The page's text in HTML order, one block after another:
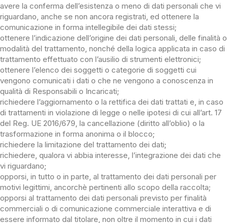
avere la conferma dell’esistenza o meno di dati personali che vi
riguardano, anche se non ancora registrati, ed ottenere la
comunicazione in forma intellegibile dei dati stessi;
ottenere l’indicazione dell’origine dei dati personali, delle finalità o
modalità del trattamento, nonché della logica applicata in caso di
trattamento effettuato con l’ausilio di strumenti elettronici;
ottenere l’elenco dei soggetti o categorie di soggetti cui
vengono comunicati i dati o che ne vengono a conoscenza in
qualità di Responsabili o Incaricati;
richiedere l’aggiornamento o la rettifica dei dati trattati e, in caso
di trattamenti in violazione di legge o nelle ipotesi di cui all’art. 17
del Reg. UE 2016/679, la cancellazione (diritto all’oblio) o la
trasformazione in forma anonima o il blocco;
richiedere la limitazione del trattamento dei dati;
richiedere, qualora vi abbia interesse, l’integrazione dei dati che
vi riguardano;
opporsi, in tutto o in parte, al trattamento dei dati personali per
motivi legittimi, ancorchè pertinenti allo scopo della raccolta;
opporsi al trattamento dei dati personali previsto per finalità
commerciali o di comunicazione commerciale interattiva e di
essere informato dal titolare, non oltre il momento in cui i dati